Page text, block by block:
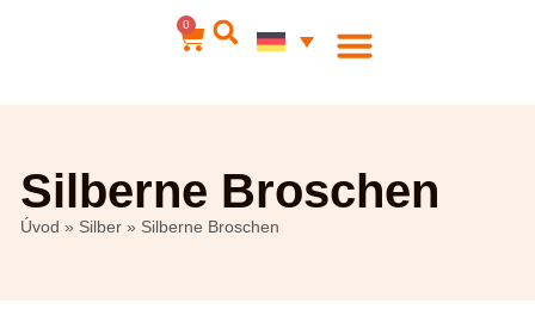
0
Silberne Broschen
Úvod » Silber » Silberne Broschen